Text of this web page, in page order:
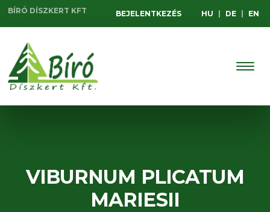
BÍRÓ DÍSZKERT KFT BEJELENTKEZÉS HU DE EN
VIBURNUM PLICATUM
MARIESII